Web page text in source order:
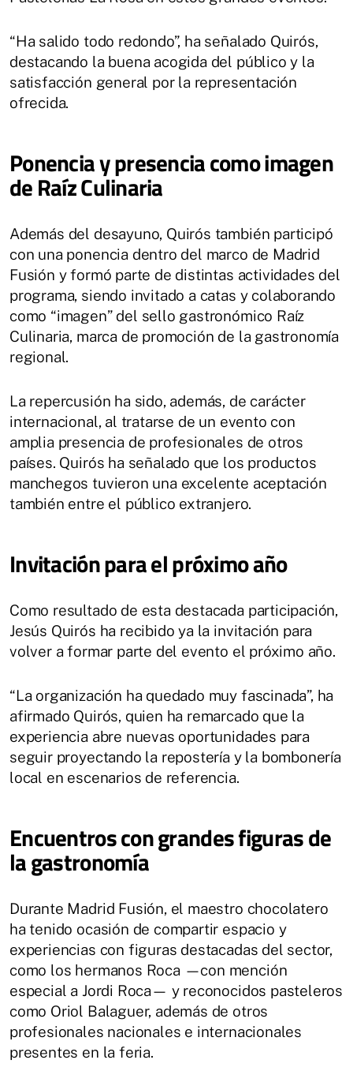
“Ha salido todo redondo”, ha señalado Quirós,
destacando la buena acogida del público y la
satisfacción general por la representación
ofrecida.
Ponencia y presencia como imagen
de Raíz Culinaria
Además del desayuno, Quirós también participó
con una ponencia dentro del marco de Madrid
Fusión y formó parte de distintas actividades del
programa, siendo invitado a catas y colaborando
como “imagen” del sello gastronómico Raíz
Culinaria, marca de promoción de la gastronomía
regional.
La repercusión ha sido, además, de carácter
internacional, al tratarse de un evento con
amplia presencia de profesionales de otros
países. Quirós ha señalado que los productos
manchegos tuvieron una excelente aceptación
también entre el público extranjero.
Invitación para el próximo año
Como resultado de esta destacada participación,
Jesús Quirós ha recibido ya la invitación para
volver a formar parte del evento el próximo año.
“La organización ha quedado muy fascinada”, ha
afirmado Quirós, quien ha remarcado que la
experiencia abre nuevas oportunidades para
seguir proyectando la repostería y la bombonería
local en escenarios de referencia.
Encuentros con grandes figuras de
la gastronomía
Durante Madrid Fusión, el maestro chocolatero
ha tenido ocasión de compartir espacio y
experiencias con figuras destacadas del sector,
como los hermanos Roca —con mención
especial a Jordi Roca— y reconocidos pasteleros
como Oriol Balaguer, además de otros
profesionales nacionales e internacionales
presentes en la feria.